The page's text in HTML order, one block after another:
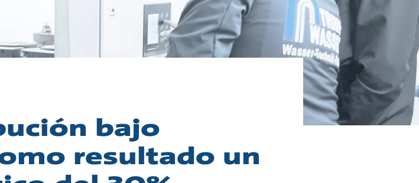
bajo
resultado un